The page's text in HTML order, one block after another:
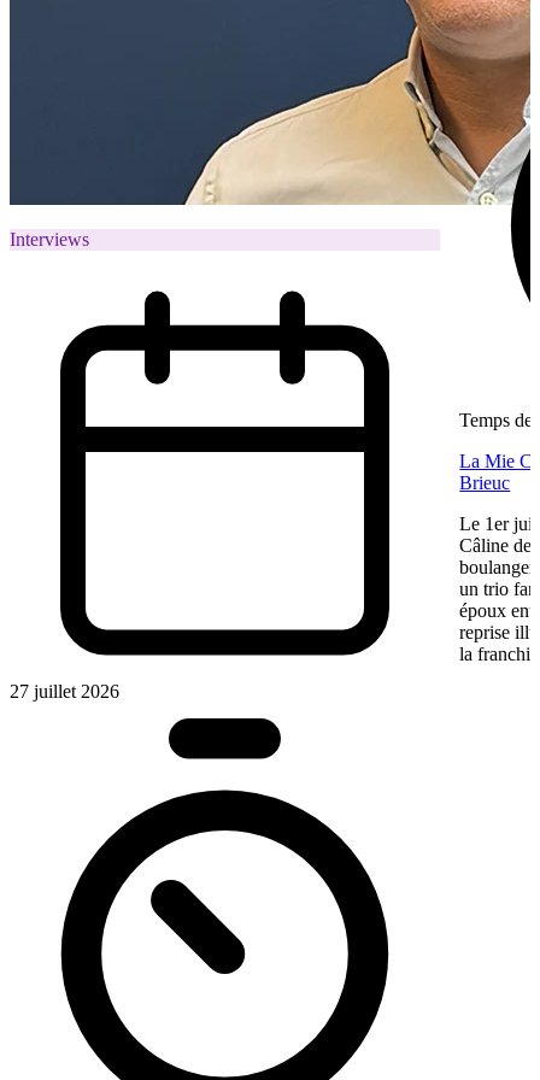
Interviews
27 juillet 2026
Temps de
La Mie
Brieuc
Le 1er
Câline de
un trio
époux
reprise
la